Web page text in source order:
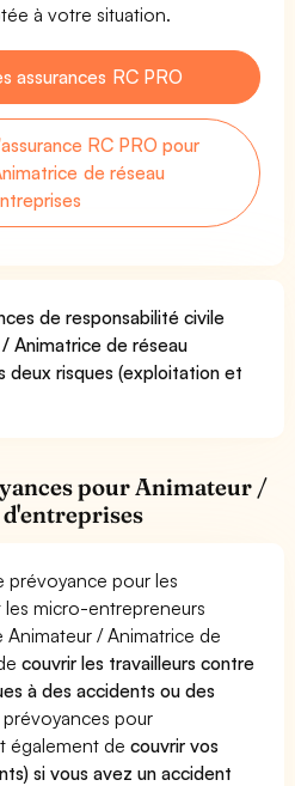
à votre situation.
assurances RC PRO
RC PRO pour
de réseau
de responsabilité civile
Animatrice de réseau
deux risques (exploitation et
pour Animateur /
prévoyance pour les
micro-entrepreneurs
/ Animatrice de
couvrir les travailleurs contre
à des accidents ou des
prévoyances pour
également decouvrir vos
si vous avez un accident